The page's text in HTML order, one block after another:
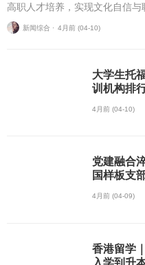
高职人才培养，实现文化自信
题。河南质量工程职业学院基础
礼仪文化赋能职业素养...
新闻综合 ⋅ 4月前 (04-10)
大学生托
训机构排
4月前 (04-10)
党建融合
国样板支
4月前 (04-09)
香港留学
入学到升